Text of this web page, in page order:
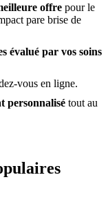
offre pour le
pare brise de
évalué par vos soins
vous en ligne.
personnalisé tout au